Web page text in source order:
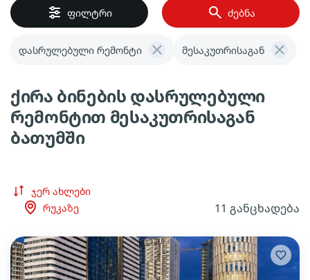
ფილტრი ძებნა
დასრულებული რემონტი მესაკუთრისაგან
ქირა ბინების დასრულებული
რემონტით მესაკუთრისაგან
ბათუმში
ჯერ ახლები
რუკაზე
11 განცხადება